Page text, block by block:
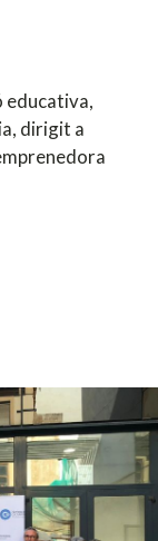
educativa,
dirigit a